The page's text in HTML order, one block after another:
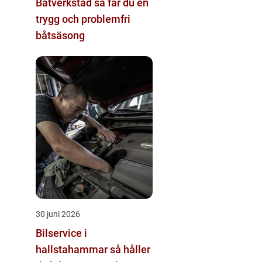
Båtverkstad så får du en
trygg och problemfri
båtsäsong
30 juni 2026
Bilservice i
hallstahammar så håller